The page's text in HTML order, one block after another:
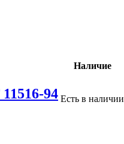
Наличие
94 Есть в наличии